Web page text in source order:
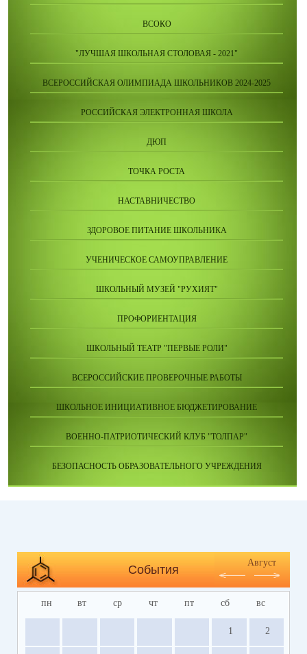
ВСОКО
"ЛУЧШАЯ ШКОЛЬНАЯ СТОЛОВАЯ - 2021"
ВСЕРОССИЙСКАЯ ОЛИМПИАДА ШКОЛЬНИКОВ 2024-2025
РОССИЙСКАЯ ЭЛЕКТРОННАЯ ШКОЛА
ДЮП
ТОЧКА РОСТА
НАСТАВНИЧЕСТВО
ЗДОРОВОЕ ПИТАНИЕ ШКОЛЬНИКА
УЧЕНИЧЕСКОЕ САМОУПРАВЛЕНИЕ
ШКОЛЬНЫЙ МУЗЕЙ "РУХИЯТ"
ПРОФОРИЕНТАЦИЯ
ШКОЛЬНЫЙ ТЕАТР "ПЕРВЫЕ РОЛИ"
ВСЕРОССИЙСКИЕ ПРОВЕРОЧНЫЕ РАБОТЫ
ШКОЛЬНОЕ ИНИЦИАТИВНОЕ БЮДЖЕТИРОВАНИЕ
ВОЕННО-ПАТРИОТИЧЕСКИЙ КЛУБ "ТОЛПАР"
БЕЗОПАСНОСТЬ ОБРАЗОВАТЕЛЬНОГО УЧРЕЖДЕНИЯ
События
Август
пн вт ср чт пт сб вс
1 2